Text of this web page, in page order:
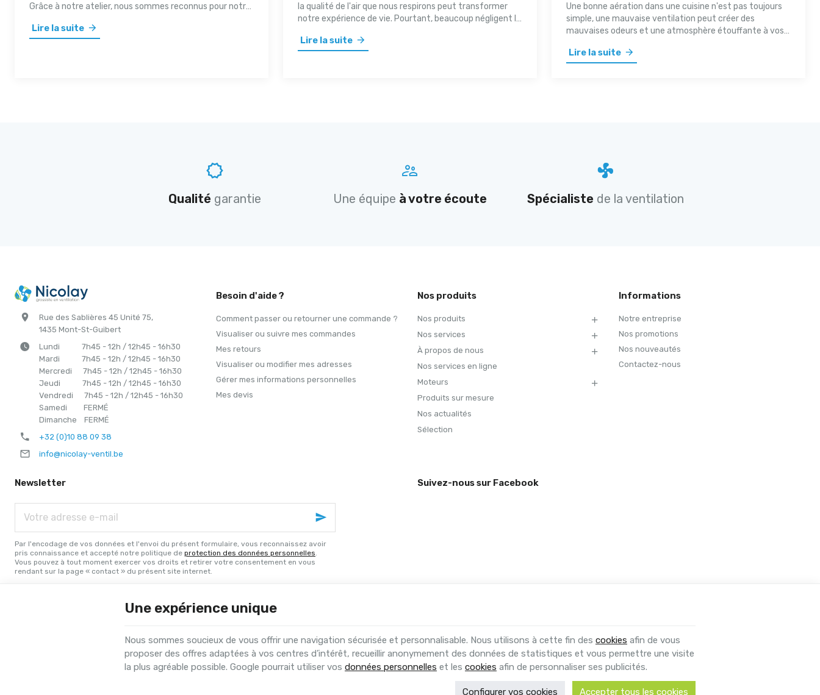
Grâce à notre atelier, nous sommes reconnus pour notre
service personnalisé à l'ensemble de notre clientèle.
Lire la suite
la qualité de l'air que nous respirons peut transformer
notre expérience de vie. Pourtant, beaucoup négligent le
bien conçu. Dans cette exploration complète, nous
Lire la suite
Une bonne aération dans une cuisine n'est pas toujours
simple, une mauvaise ventilation peut créer des
mauvaises odeurs et une atmosphère étouffante à vos
différence, non seulement pour le confort de vos clients,
Lire la suite
Qualité garantie Une équipe à votre écoute Spécialiste de la ventilation
Rue des Sablières 45 Unité 75,
1435 Mont-St-Guibert
Lundi 7h45 - 12h / 12h45 - 16h30
Mardi 7h45 - 12h / 12h45 - 16h30
Mercredi 7h45 - 12h / 12h45 - 16h30
Jeudi 7h45 - 12h / 12h45 - 16h30
Vendredi 7h45 - 12h / 12h45 - 16h30
Samedi FERMÉ
Dimanche FERMÉ
+32 (0)10 88 09 38
info@nicolay-ventil.be
Besoin d'aide ?
Comment passer ou retourner une commande ?
Visualiser ou suivre mes commandes
Mes retours
Visualiser ou modifier mes adresses
Gérer mes informations personnelles
Mes devis
Nos produits
Nos produits
Nos services
À propos de nous
Nos services en ligne
Moteurs
Produits sur mesure
Nos actualités
Sélection
Informations
Notre entreprise
Nos promotions
Nos nouveautés
Contactez-nous
Newsletter
adresse
e-
mail
Par l'encodage de vos données et l'envoi du présent formulaire, vous reconnaissez avoir
pris connaissance et accepté notre politique de protection des données personnelles.
Vous pouvez à tout moment exercer vos droits et retirer votre consentement en vous
rendant sur la page « contact » du présent site internet.
Suivez-nous sur Facebook
Nicolay Ventil | N° d'entreprise : BE0433.064.517 | Mentions légales & Contact
Conditions d'utilisation du site web| Cookies| Données personnelles | Traitement de vos données par Google
Une expérience unique
Nous sommes soucieux de vous offrir une navigation sécurisée et personnalisable. Nous utilisons à cette fin des cookies afin de vous
proposer des offres adaptées à vos centres d’intérêt, recueillir anonymement des données de statistiques et vous permettre une visite
la plus agréable possible. Google pourrait utiliser vos données personnelles et les cookies afin de personnaliser ses publicités.
Configurer vos cookies Accepter tous les cookies